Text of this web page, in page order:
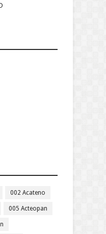
002 Acateno
005 Acteopan